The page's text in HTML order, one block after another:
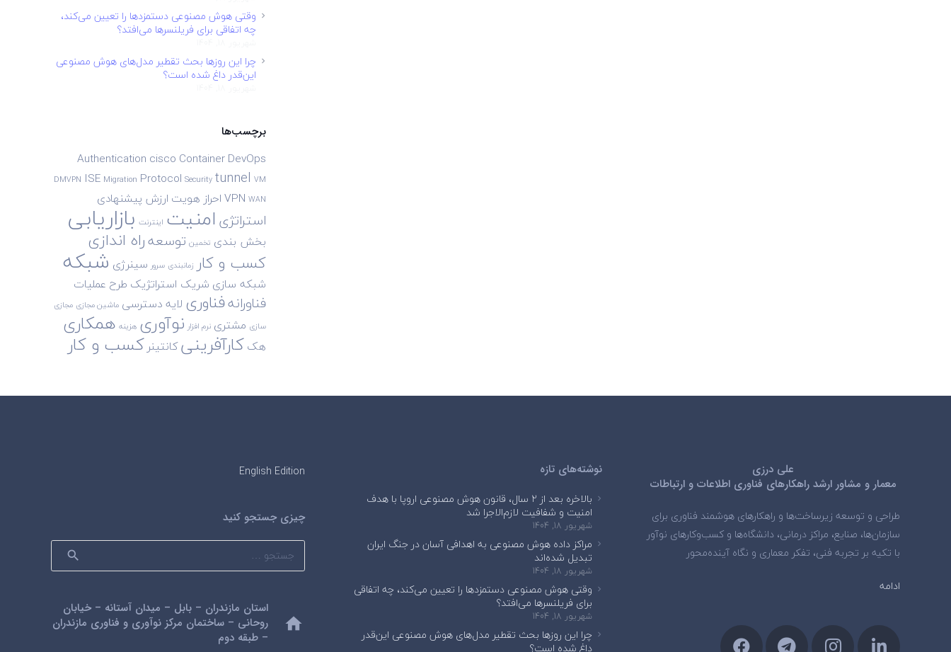
وقتی هوش مصنوعی دستمزدها را تعیین می‌کند،
چه اتفاقی برای فریلنسرها می‌افتد؟
چرا این روزها بحث تقطیر مدل‌های هوش مصنوعی
این‌قدر داغ شده است؟
برچسب‌ها
Authentication cisco ContainerDevOps
DMVPN ISE Migration Protocol Security tunnel VM
VPN WAN احراز هویت ارزش پیشنهادی
استراتژی امنیت اینترنت بازاریابی
بخش بندی تخمین توسعهراه اندازی
کسب و کار زمانبندی سرور سینرژی شبکه
شبکه سازی شریک استراتژیک طرح عملیات
فناورانهفناوری لایه دسترسی ماشین مجازی مجازی
سازی مشتری نرم افزار نوآوری هزینه همکاری
هککارآفرینیکانتینر کسب و کار
علی درزی
معمار و مشاور ارشد راهکارهای فناوری اطلاعات و ارتباطات
طراحی و توسعه زیرساخت‌ها و راهکارهای هوشمند فناوری برای
سازمان‌ها، صنایع، مراکز درمانی، دانشگاه‌ها و کسب‌وکارهای نوآور
با تکیه بر تجربه فنی، تفکر معماری و نگاه آینده‌محور
ادامه
نوشته‌های تازه
بالاخره بعد از ۲ سال، قانون هوش مصنوعی اروپا با هدف
امنیت و شفافیت لازم‌الاجرا شد
شهریور 18, 1404
مراکز داده هوش مصنوعی به اهدافی آسان در جنگ ایران
تبدیل شده‌اند
شهریور 18, 1404
وقتی هوش مصنوعی دستمزدها را تعیین می‌کند، چه اتفاقی
برای فریلنسرها می‌افتد؟
شهریور 18, 1404
چرا این روزها بحث تقطیر مدل‌های هوش مصنوعی این‌قدر
داغ شده است؟
English Edition
چیزی جستجو کنید
جستجو
برای:
home
استان مازندران – بابل – میدان آستانه – خیابان
روحانی – ساختمان مرکز نوآوری و فناوری مازندران
– طبقه دوم